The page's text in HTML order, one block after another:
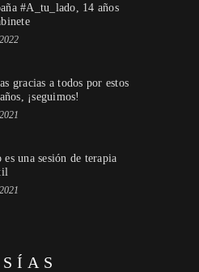
#A_tu_lado, 14 años
gracias a todos por estos
¡seguimos!
es una sesión de terapia